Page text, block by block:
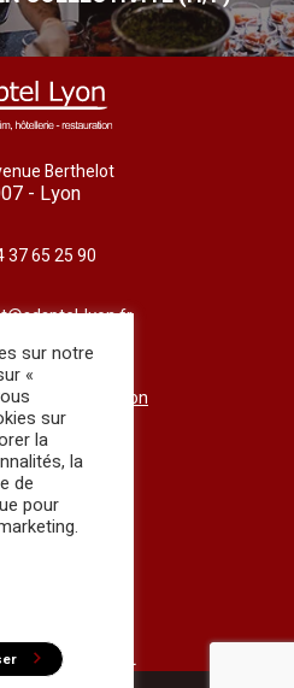
Berthelot
- Lyon
37 65 25 90
lyon.fr
d'utilisation
prévoyance
au vendredi
: 8h30 - 12h
: 14h - 18h
ADAPTEL
sur notre
«
sur
la
la
de
pour
par Whatsapp